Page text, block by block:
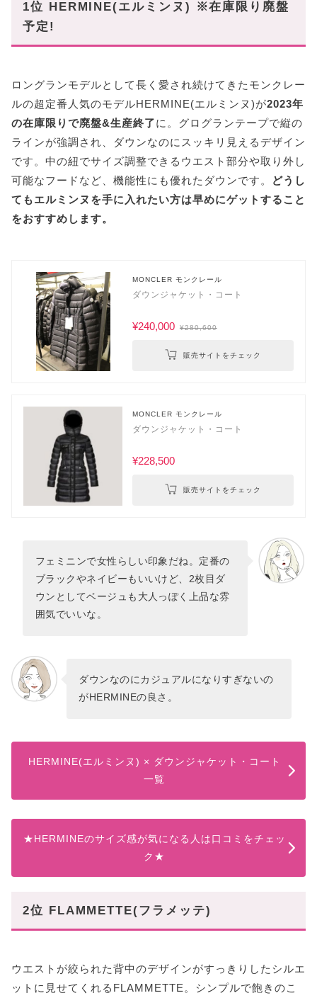
1位 HERMINE(エルミンヌ) ※在庫限り廃盤
予定!
ロングランモデルとして長く愛され続けてきたモンクレー
ルの超定番人気のモデルHERMINE(エルミンヌ)が2023年
の在庫限りで廃盤&生産終了に。グログランテープで縦の
ラインが強調され、ダウンなのにスッキリ見えるデザイン
です。中の紐でサイズ調整できるウエスト部分や取り外し
可能なフードなど、機能性にも優れたダウンです。
どうし
てもエルミンヌを手に入れたい方は早めにゲットすること
をおすすめします。
MONCLER モンクレール
ダウンジャケット・コート
¥240,000 ¥280,600
販売サイトをチェック
MONCLER モンクレール
ダウンジャケット・コート
¥228,500
販売サイトをチェック
フェミニンで女性らしい印象だね。定番の
ブラックやネイビーもいいけど、2枚目ダ
ウンとしてベージュも大人っぽく上品な雰
囲気でいいな。
ダウンなのにカジュアルになりすぎないの
がHERMINEの良さ。
HERMINE(エルミンヌ) × ダウンジャケット・コート
一覧
★HERMINEのサイズ感が気になる人は口コミをチェッ
ク★
2位 FLAMMETTE(フラメッテ)
ウエストが絞られた背中のデザインがすっきりしたシルエ
ットに見せてくれるFLAMMETTE。シンプルで飽きのこ